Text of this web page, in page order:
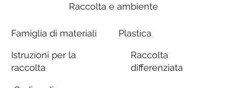
Raccolta e ambiente
Famiglia di materiali
Istruzioni per la
raccolta
Plastica
Raccolta
differenziata